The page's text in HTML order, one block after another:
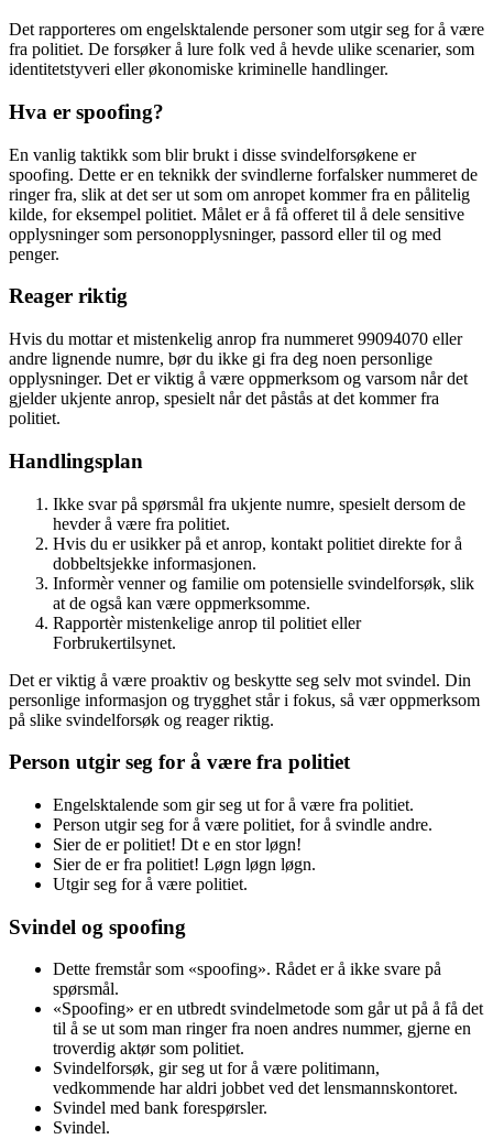
Det rapporteres om engelsktalende personer som utgir seg for å være
fra politiet. De forsøker å lure folk ved å hevde ulike scenarier, som
identitetstyveri eller økonomiske kriminelle handlinger.
Hva er spoofing?
En vanlig taktikk som blir brukt i disse svindelforsøkene er
spoofing. Dette er en teknikk der svindlerne forfalsker nummeret de
ringer fra, slik at det ser ut som om anropet kommer fra en pålitelig
kilde, for eksempel politiet. Målet er å få offeret til å dele sensitive
opplysninger som personopplysninger, passord eller til og med
penger.
Reager riktig
Hvis du mottar et mistenkelig anrop fra nummeret 99094070 eller
andre lignende numre, bør du ikke gi fra deg noen personlige
opplysninger. Det er viktig å være oppmerksom og varsom når det
gjelder ukjente anrop, spesielt når det påstås at det kommer fra
politiet.
Handlingsplan
Ikke svar på spørsmål fra ukjente numre, spesielt dersom de
hevder å være fra politiet.
Hvis du er usikker på et anrop, kontakt politiet direkte for å
dobbeltsjekke informasjonen.
Informèr venner og familie om potensielle svindelforsøk, slik
at de også kan være oppmerksomme.
Rapportèr mistenkelige anrop til politiet eller
Forbrukertilsynet.
Det er viktig å være proaktiv og beskytte seg selv mot svindel. Din
personlige informasjon og trygghet står i fokus, så vær oppmerksom
på slike svindelforsøk og reager riktig.
Person utgir seg for å være fra politiet
Engelsktalende som gir seg ut for å være fra politiet.
Person utgir seg for å være politiet, for å svindle andre.
Sier de er politiet! Dt e en stor løgn!
Sier de er fra politiet! Løgn løgn løgn.
Utgir seg for å være politiet.
Svindel og spoofing
Dette fremstår som «spoofing». Rådet er å ikke svare på
spørsmål.
«Spoofing» er en utbredt svindelmetode som går ut på å få det
til å se ut som man ringer fra noen andres nummer, gjerne en
troverdig aktør som politiet.
Svindelforsøk, gir seg ut for å være politimann,
vedkommende har aldri jobbet ved det lensmannskontoret.
Svindel med bank forespørsler.
Svindel.